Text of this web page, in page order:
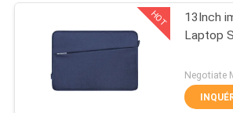
QUALIDADE
MAPAEstojo de EVA
HOT
13Inch
Laptop
Negotiate